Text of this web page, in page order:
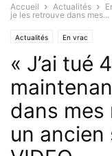
Accueil Actualités
je les retrouve dans mes...
Actualités En vrac
« J’ai tué
dans mes
un ancien